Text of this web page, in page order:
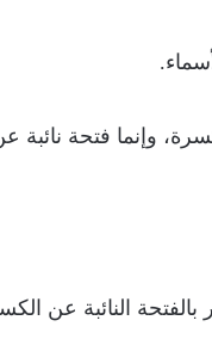
وإنما فتحة نائبة
النائبة عن